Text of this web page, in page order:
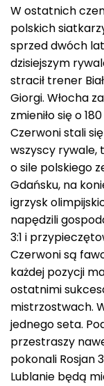
W ostatnich
polskich
sprzed dwóch
dzisiejszym
stracił trener
Giorgi. Włocha
zmieniło się o
Czerwoni stali
wszyscy rywale,
o sile polskiego
Gdańsku, na
igrzysk
napędzili
3:1 i
Czerwoni są
każdej pozycji
ostatnimi
mistrzostwach.
jednego seta.
przestraszy
pokonali Rosjan
Lublanie będą